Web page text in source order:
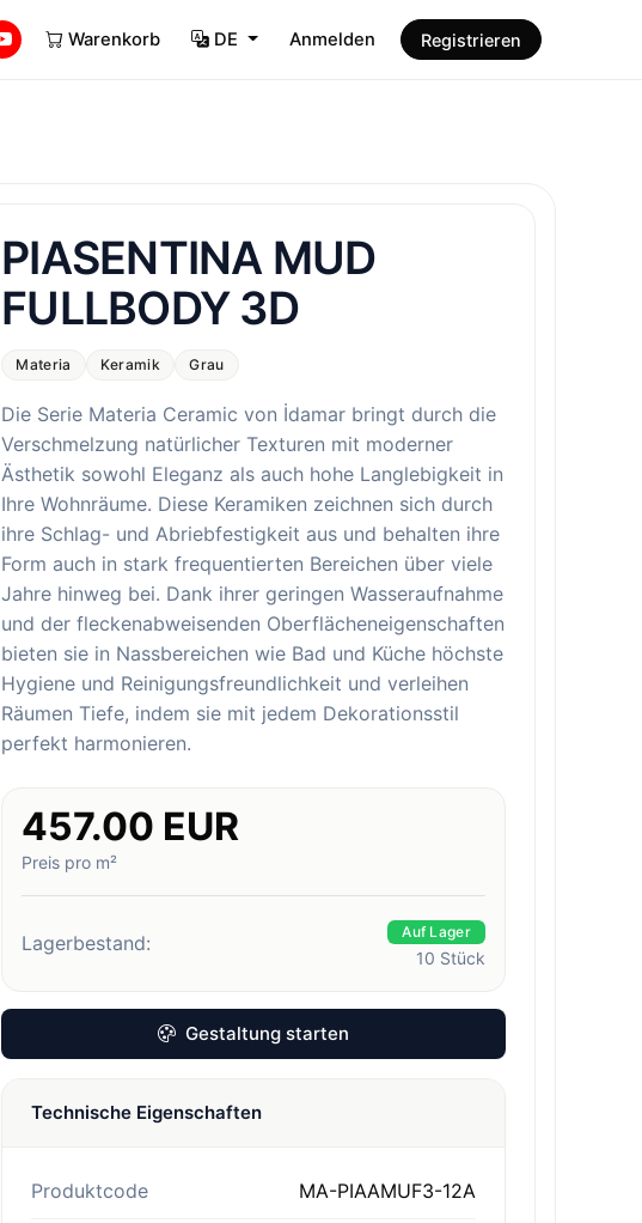
Warenkorb DE Anmelden Registrieren
PIASENTINA MUD
FULLBODY 3D
Materia Keramik Grau
Die Serie Materia Ceramic von İdamar bringt durch die
Verschmelzung natürlicher Texturen mit moderner
Ästhetik sowohl Eleganz als auch hohe Langlebigkeit in
Ihre Wohnräume. Diese Keramiken zeichnen sich durch
ihre Schlag- und Abriebfestigkeit aus und behalten ihre
Form auch in stark frequentierten Bereichen über viele
Jahre hinweg bei. Dank ihrer geringen Wasseraufnahme
und der fleckenabweisenden Oberflächeneigenschaften
bieten sie in Nassbereichen wie Bad und Küche höchste
Hygiene und Reinigungsfreundlichkeit und verleihen
Räumen Tiefe, indem sie mit jedem Dekorationsstil
perfekt harmonieren.
457.00 EUR
Preis pro m²
Lagerbestand: Auf Lager
10 Stück
Gestaltung starten
Technische Eigenschaften
Produktcode MA-PIAAMUF3-12A